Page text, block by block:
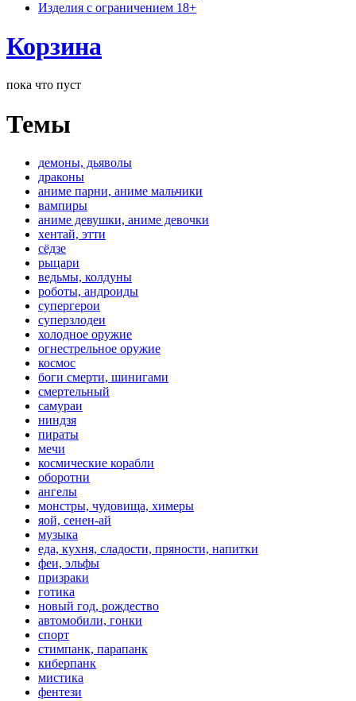
Изделия с ограничением 18+
Корзина
пока что пуст
Темы
демоны, дьяволы
драконы
аниме парни, аниме мальчики
вампиры
аниме девушки, аниме девочки
хентай, этти
сёдзе
рыцари
ведьмы, колдуны
роботы, андроиды
супергерои
суперзлодеи
холодное оружие
огнестрельное оружие
космос
боги смерти, шинигами
смертельный
самураи
ниндзя
пираты
мечи
космические корабли
оборотни
ангелы
монстры, чудовища, химеры
яой, сенен-ай
музыка
еда, кухня, сладости, пряности, напитки
феи, эльфы
призраки
готика
новый год, рождество
автомобили, гонки
спорт
стимпанк, парапанк
киберпанк
мистика
фентези